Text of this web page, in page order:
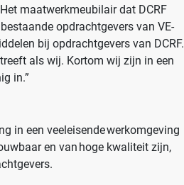
maatwerkmeubilair dat DCRF
opdrachtgevers van VE-
bij opdrachtgevers van DCRF.
als wij. Kortom wij zijn in een
in.”
in een veeleisende werkomgeving
en van hoge kwaliteit zijn,